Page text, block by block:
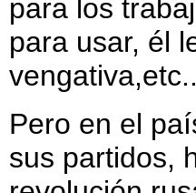
para los
para usar, él
Pero en el
sus partidos,